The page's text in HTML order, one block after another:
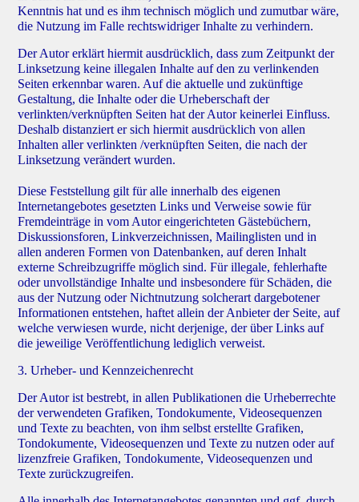
Kenntnis hat und es ihm technisch möglich und zumutbar wäre,
die Nutzung im Falle rechtswidriger Inhalte zu verhindern.
Der Autor erklärt hiermit ausdrücklich, dass zum Zeitpunkt der
Linksetzung keine illegalen Inhalte auf den zu verlinkenden
Seiten erkennbar waren. Auf die aktuelle und zukünftige
Gestaltung, die Inhalte oder die Urheberschaft der
verlinkten/verknüpften Seiten hat der Autor keinerlei Einfluss.
Deshalb distanziert er sich hiermit ausdrücklich von allen
Inhalten aller verlinkten /verknüpften Seiten, die nach der
Linksetzung verändert wurden.
Diese Feststellung gilt für alle innerhalb des eigenen
Internetangebotes gesetzten Links und Verweise sowie für
Fremdeinträge in vom Autor eingerichteten Gästebüchern,
Diskussionsforen, Linkverzeichnissen, Mailinglisten und in
allen anderen Formen von Datenbanken, auf deren Inhalt
externe Schreibzugriffe möglich sind. Für illegale, fehlerhafte
oder unvollständige Inhalte und insbesondere für Schäden, die
aus der Nutzung oder Nichtnutzung solcherart dargebotener
Informationen entstehen, haftet allein der Anbieter der Seite, auf
welche verwiesen wurde, nicht derjenige, der über Links auf
die jeweilige Veröffentlichung lediglich verweist.
3. Urheber- und Kennzeichenrecht
Der Autor ist bestrebt, in allen Publikationen die Urheberrechte
der verwendeten Grafiken, Tondokumente, Videosequenzen
und Texte zu beachten, von ihm selbst erstellte Grafiken,
Tondokumente, Videosequenzen und Texte zu nutzen oder auf
lizenzfreie Grafiken, Tondokumente, Videosequenzen und
Texte zurückzugreifen.